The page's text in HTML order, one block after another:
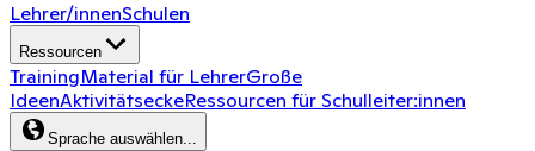
Lehrer/innenSchulen
Ressourcen
TrainingMaterial für LehrerGroße
IdeenAktivitätseckeRessourcen für Schulleiter:innen
Sprache auswählen...